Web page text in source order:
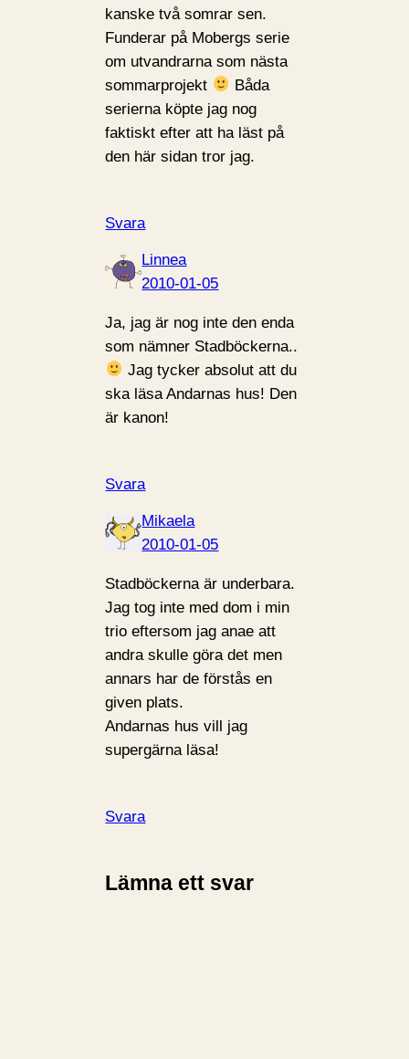
kanske två somrar sen.
Funderar på Mobergs serie
om utvandrarna som nästa
sommarprojekt
Båda
serierna köpte jag nog
faktiskt efter att ha läst på
den här sidan tror jag.
Svara
Linnea
2010-01-05
Ja, jag är nog inte den enda
som nämner Stadböckerna..
Jag tycker absolut att du
ska läsa Andarnas hus! Den
är kanon!
Svara
Mikaela
2010-01-05
Stadböckerna är underbara.
Jag tog inte med dom i min
trio eftersom jag anae att
andra skulle göra det men
annars har de förstås en
given plats.
Andarnas hus vill jag
supergärna läsa!
Svara
Lämna ett svar